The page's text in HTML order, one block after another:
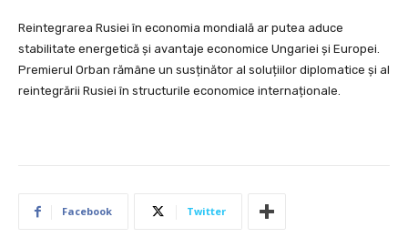
Reintegrarea Rusiei în economia mondială ar putea aduce
stabilitate energetică și avantaje economice Ungariei și Europei.
Premierul Orban rămâne un susținător al soluțiilor diplomatice și al
reintegrării Rusiei în structurile economice internaționale.
Facebook Twitter